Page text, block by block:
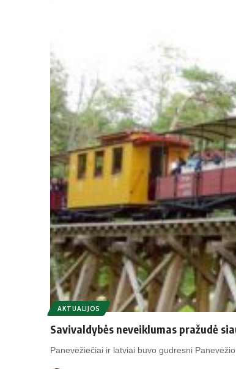
AKTUALIJOS
Savivaldybės neveiklumas pražudė
Panevėžiečiai ir latviai buvo gudresni